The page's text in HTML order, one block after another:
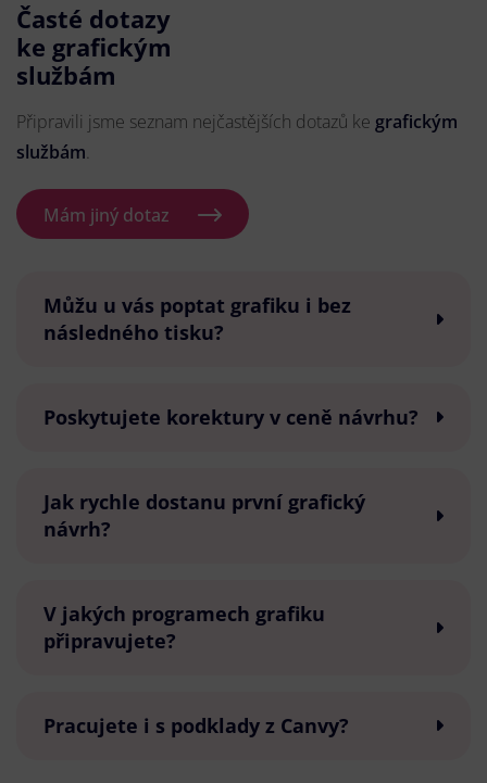
Časté dotazy
ke grafickým
službám
Připravili jsme seznam nejčastějších dotazů ke grafickým
službám.
Mám jiný dotaz
Můžu u vás poptat grafiku i bez
následného tisku?
Poskytujete korektury v ceně návrhu?
Jak rychle dostanu první grafický
návrh?
V jakých programech grafiku
připravujete?
Pracujete i s podklady z Canvy?